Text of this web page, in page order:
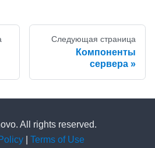
Следующая страница
Компоненты
сервера
All rights reserved.
Terms of Use